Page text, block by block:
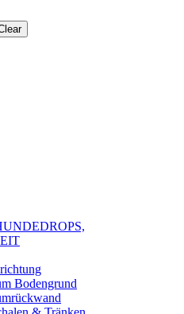
Bodengrund